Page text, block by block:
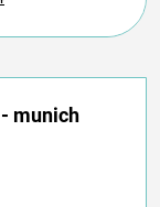
munich